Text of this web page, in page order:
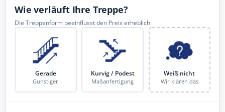
Wie verläuft Ihre Treppe?
Die Treppenform beeinflusst den Preis erheblich
Gerade
Günstiger
Kurvig / Podest
Maßanfertigung
Weiß nicht
Wir klären das